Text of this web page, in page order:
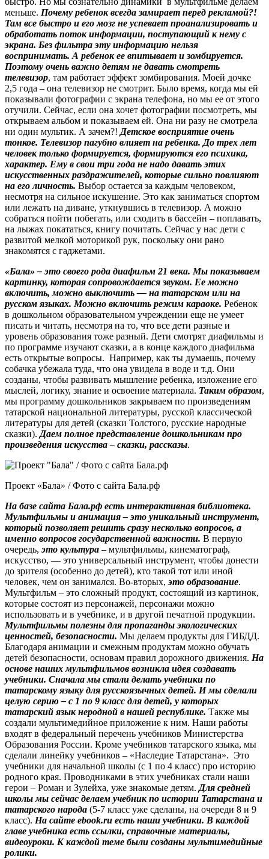
меньше. Почему ребенок всегда замирает перед рекламой?!
Там все быстро и его мозг не успевает проанализировать и
обработать поток информации, поступающий к нему с
экрана. Без фильтра эту информацию нельзя
воспринимать. А ребенок ее впитывает и зомбируется.
Поэтому очень важно детям не давать смотреть
телевизор, там работает эффект зомбирования. Моей дочке
2,5 года – она телевизор не смотрит. Было время, когда мы ей
показывали фотографии с экрана телефона, но мы ее от этого
отучили. Сейчас, если она хочет фотографии посмотреть, мы
открываем альбом и показываем ей. Она ни разу не смотрела
ни один мультик. А зачем?! Детское восприятие очень
тонкое. Телевизор пагубно влияет на ребенка. До трех лет
человек только формируется, формируются его психика,
характер. Ему в свои три года не надо давать этих
искусственных раздражителей, которые сильно повлияют
на его личность. Выбор остается за каждым человеком,
несмотря на сильное искушение. Это как заниматься спортом
или лежать на диване, уткнувшись в телевизор. А можно
собраться пойти побегать, или сходить в бассейн – поплавать,
на лыжах покататься, книгу почитать. Сейчас у нас дети с
развитой мелкой моторикой рук, поскольку они рано
знакомятся с гаджетами.
«Бала» – это своего рода диафильм 21 века. Мы показываем
картинку, которая сопровождается звуком. Ее можно
включить, можно выключить — на татарском или на
русском языках. Можно включить режим караоке. Ребенок
в дошкольном образовательном учреждении еще не умеет
писать и читать, несмотря на то, что все дети разные и
уровень образования тоже разный. Дети смотрят диафильмы и
по программе изучают сказки, а в конце каждого диафильма
есть открытые вопросы. Например, как ты думаешь, почему
собачка убежала туда, что она увидела в воде и т.д. Они
созданы, чтобы развивать мышление ребенка, изложение его
мыслей, логику, знание и освоение материала. Таким образом,
мы программу дошкольников закрываем по произведениям
татарской национальной литературы, русской классической
литературы для детей (сказки Толстого, русские народные
сказки). Даем полное представление дошкольникам про
произведения искусства – сказки, рассказы.
Проект «Бала» / Фото с сайта Бала.рф
На базе сайта Бала.рф есть интерактивная библиотека.
Мультфильмы и анимация – это уникальный инструмент,
который позволяет решить сразу несколько вопросов, а
именно вопросов государственной важности. В первую
очередь,это культура – мультфильмы, кинематограф,
искусство, — это универсальный инструмент, чтобы донести
до зрителя (особенно до детей), кто такой тот или иной
человек, чем он занимался. Во-вторых,это образование.
Мультфильм – это сложный продукт, состоящий из картинок,
которые состоят из персонажей, персонажи можно
использовать и в учебнике, и в другой печатной продукции.
Мультфильмы полезны для пропаганды экологических
ценностей, безопасности. Мы делаем продукты для ГИБДД.
Благодаря анимации и смежным продуктам можно обучать
детей безопасности, основам правил дорожного движения. На
основе наших мультфильмов возникла идея создавать
учебники. Сначала мы стали делать учебники по
татарскому языку для русскоязычных детей. И мы сделали
целую серию – с 1 по 9 класс для детей, у которых
татарский язык неродной в нашей республике. Также мы
создали мультимедийное приложение к ним. Наши работы
входят в федеральный перечень учебников Министерства
Образования России. Кроме учебников татарского языка, мы
сделали линейку учебников – «Наследие Татарстана». Это
учебники для начальной школы (с 1 по 4 класс) про историю
родного края. Проводниками в этих учебниках стали наши
герои – Роман и Зулейха, уже знакомые детям. Для средней
школы мы сейчас делаем учебник по истории Татарстана и
татарского народа (5-7 класс уже сделаны, на очереди 8 и 9
класс). На сайте ebook.ru есть наши учебники. В каждой
главе учебника есть ссылки, справочные материалы,
видеоуроки. К каждой теме были созданы мультимедийные
ролики.